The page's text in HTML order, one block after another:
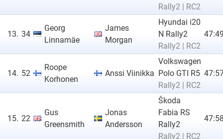
Rally2 | RC2
13. 34
Georg
Linnamäe
James
Morgan
Hyundai i20
N Rally2
Rally2 | RC2
14. 52
Roope
Korhonen
Anssi Viinikka
Volkswagen
Polo GTI R5
Rally2 | RC2
15. 22
Gus
Greensmith
Jonas
Andersson
Škoda
Fabia RS
Rally2
Rally2 | RC2